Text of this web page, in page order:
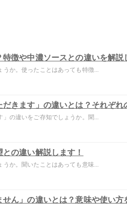
特徴や中濃ソースとの違いを解説
うか。使ったことはあっても特徴...
だきます」の違いとは？それぞ
」の違いをご存知でしょうか。聞...
の違い解説します！
うか。聞いたことはあっても意味...
せん」の違いとは？意味や使い